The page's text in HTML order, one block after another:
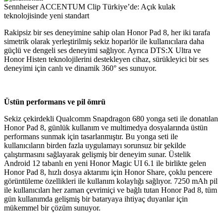
Sennheiser ACCENTUM Clip Türkiye’de: Açık kulak
teknolojisinde yeni standart
Rakipsiz bir ses deneyimine sahip olan Honor Pad 8, her iki tarafa
simetrik olarak yerleştirilmiş sekiz hoparlör ile kullanıcılara daha
güçlü ve dengeli ses deneyimi sağlıyor. Ayrıca DTS:X Ultra ve
Honor Histen teknolojilerini destekleyen cihaz, sürükleyici bir ses
deneyimi için canlı ve dinamik 360° ses sunuyor.
Üstün performans ve pil ömrü
Sekiz çekirdekli Qualcomm Snapdragon 680 yonga seti ile donatılan
Honor Pad 8, günlük kullanım ve multimedya dosyalarında üstün
performans sunmak için tasarlanmıştır. Bu yonga seti ile
kullanıcıların birden fazla uygulamayı sorunsuz bir şekilde
çalıştırmasını sağlayarak gelişmiş bir deneyim sunar. Üstelik
Android 12 tabanlı en yeni Honor Magic UI 6.1 ile birlikte gelen
Honor Pad 8, hızlı dosya aktarımı için Honor Share, çoklu pencere
görüntüleme özellikleri ile kullanım kolaylığı sağlıyor. 7250 mAh pil
ile kullanıcıları her zaman çevrimiçi ve bağlı tutan Honor Pad 8, tüm
gün kullanımda gelişmiş bir bataryaya ihtiyaç duyanlar için
mükemmel bir çözüm sunuyor.